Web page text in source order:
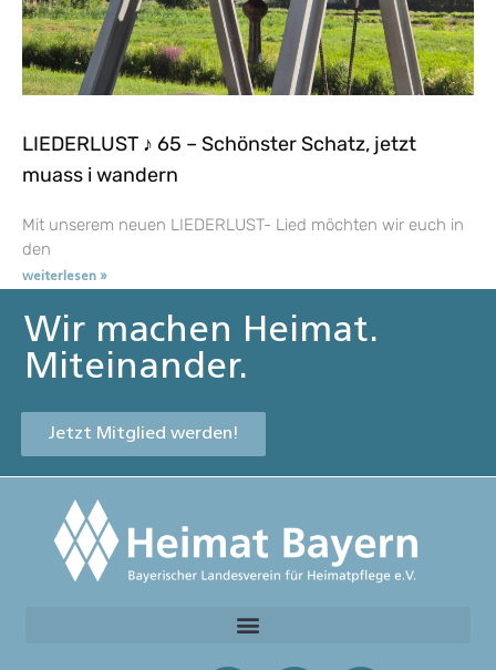
LIEDERLUST ♪ 65 – Schönster Schatz, jetzt
muass i wandern
Mit unserem neuen LIEDERLUST- Lied möchten wir euch in
den
weiterlesen »
Wir machen Heimat.
Miteinander.
Jetzt Mitglied werden!